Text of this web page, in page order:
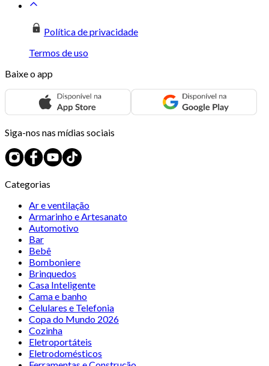
Política de privacidade
Termos de uso
Baixe o app
Siga-nos nas mídias sociais
Categorias
Ar e ventilação
Armarinho e Artesanato
Automotivo
Bar
Bebê
Bomboniere
Brinquedos
Casa Inteligente
Cama e banho
Celulares e Telefonia
Copa do Mundo 2026
Cozinha
Eletroportáteis
Eletrodomésticos